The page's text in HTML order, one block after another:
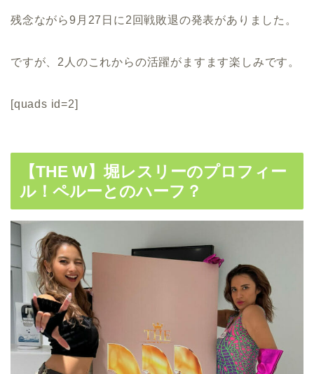
残念ながら9月27日に2回戦敗退の発表がありました。
ですが、2人のこれからの活躍がますます楽しみです。
[quads id=2]
【THE W】堀レスリーのプロフィー
ル！ペルーとのハーフ？